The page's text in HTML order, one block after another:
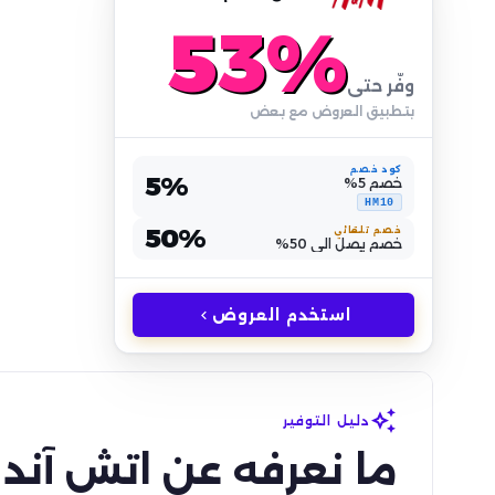
وفّر حتى53%
بتطبيق العروض مع بعض
كود خصم
خصم 5%
HM10
5%
خصم تلقائي
خصم يصل الى 50% 50%
استخدم العروض keyboard_arrow_left
auto_awesomeدليل التوفير
ما نعرفه عن اتش